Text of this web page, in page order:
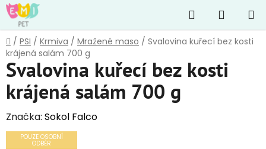
Přejít
na
obsah
Hledat
KOŠÍK
Domů
/ PSI / Krmiva / Mražené maso / Svalovina kuřecí bez kosti
krájená salám 700 g
Svalovina kuřecí bez kosti
krájená salám 700 g
Značka: Sokol Falco
POUZE OSOBNÍ
ODBĚR